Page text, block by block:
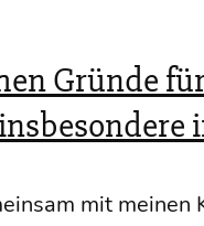
Gründe
mit